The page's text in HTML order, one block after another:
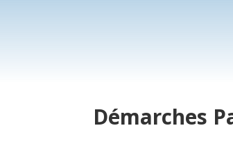
Démarches